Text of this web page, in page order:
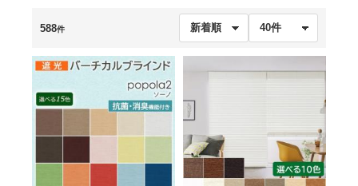
588件